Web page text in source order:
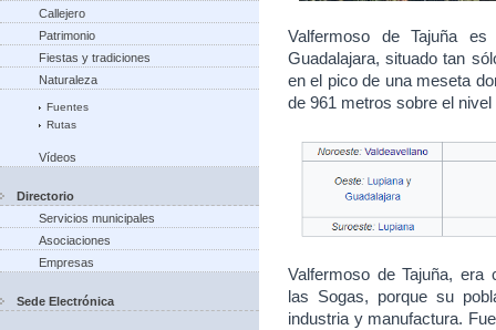
Callejero
Patrimonio
Fiestas y tradiciones
Naturaleza
Fuentes
Rutas
Vídeos
Directorio
Servicios municipales
Asociaciones
Empresas
Sede Electrónica
Valfermoso de Tajuña
Guadalajara, situado tan
en el pico de una meseta
de 961 metros sobre el nivel
Valfermoso de Tajuña, era
las Sogas, porque su
industria y manufactura.